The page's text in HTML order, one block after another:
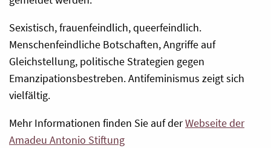
Sexistisch, frauenfeindlich, queerfeindlich.
Menschenfeindliche Botschaften, Angriffe auf
Gleichstellung, politische Strategien gegen
Emanzipationsbestreben. Antifeminismus zeigt sich
vielfältig.
Mehr Informationen finden Sie auf derWebseite der
Amadeu Antonio Stiftung